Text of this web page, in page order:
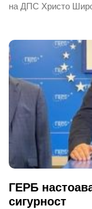
на ДПС Христо
ГЕРБ
сигурност